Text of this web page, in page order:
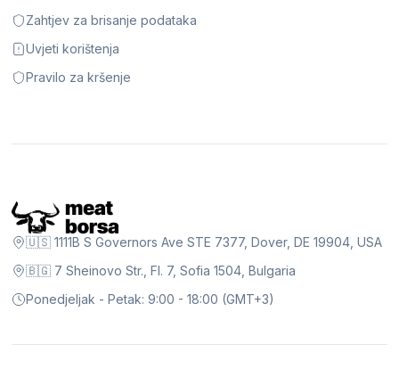
Zahtjev za brisanje podataka
Uvjeti korištenja
Pravilo za kršenje
🇺🇸 1111B S Governors Ave STE 7377, Dover, DE 19904, USA
🇧🇬 7 Sheinovo Str., Fl. 7, Sofia 1504, Bulgaria
Ponedjeljak - Petak: 9:00 - 18:00 (GMT+3)